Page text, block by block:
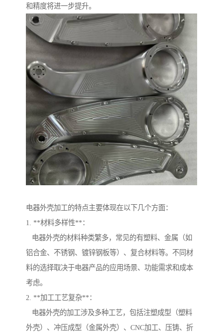
和精度将进一步提升。
电器外壳加工的特点主要体现在以下几个方面：
1. **材料多样性**：
电器外壳的材料种类繁多，常见的有塑料、金属（如
铝合金、不锈钢、镀锌钢板等）、复合材料等。不同材
料的选择取决于电器产品的应用场景、功能需求和成本
考虑。
2. **加工工艺复杂**：
电器外壳的加工涉及多种工艺，包括注塑成型（塑料
外壳）、冲压成型（金属外壳）、CNC加工、压铸、折